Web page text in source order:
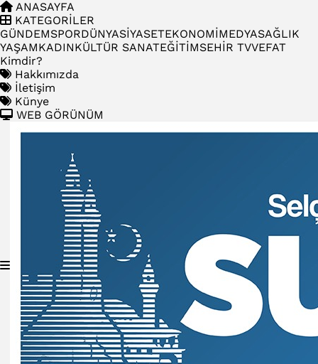
ANASAYFA
KATEGORİLER
GÜNDEMSPORDÜNYASİYASETEKONOMİMEDYASAĞLIK
YAŞAMKADINKÜLTÜR SANATEĞİTİMSEHİR TVVEFAT
Kimdir?
Hakkımızda
İletişim
Künye
WEB GÖRÜNÜM